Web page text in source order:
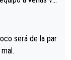
en San Seb
podríamos ten
será de la par